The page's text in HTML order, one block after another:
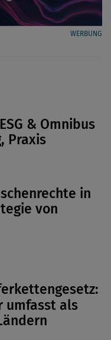
WERBUNG
& Omnibus
Praxis
in
von
umfasst als